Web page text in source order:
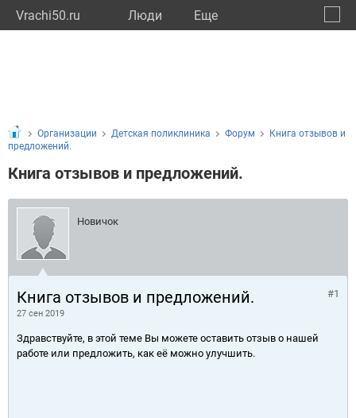
Vrachi50.ru Люди Eще
Организации Детская поликлиника Форум
Книга отзывов и
предложений.
Книга отзывов и предложений.
Новичок
Книга отзывов и предложений.
27 сен 2019
#1
Здравствуйте, в этой теме Вы можете оставить отзыв о нашей
работе или предложить, как её можно улучшить.